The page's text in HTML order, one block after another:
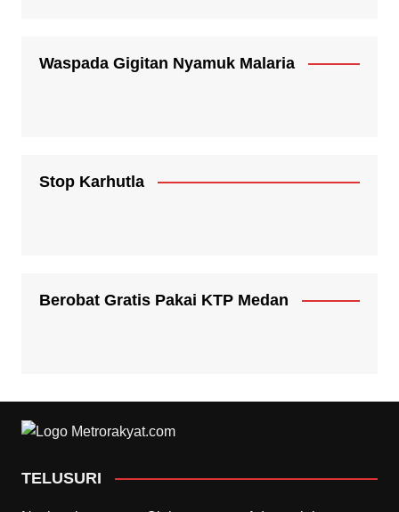
Waspada Gigitan Nyamuk Malaria
Stop Karhutla
Berobat Gratis Pakai KTP Medan
TELUSURI